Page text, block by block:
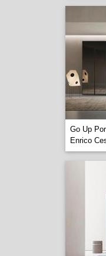
Go Up
Enrico